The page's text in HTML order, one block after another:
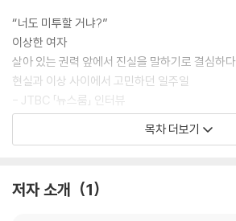
“너도 미투할 거냐?”
이상한 여자
살아 있는 권력 앞에서 진실을 말하기로 결심하다
현실과 이상 사이에서 고민하던 일주일
- JTBC 「뉴스룸」 인터뷰
집도 직장도 잃다
내가 증거임을 스스로 증명하는 싸움
“얼굴을 꼭 드러냈어야 했어요?”
목차 더보기
저자 소개 1